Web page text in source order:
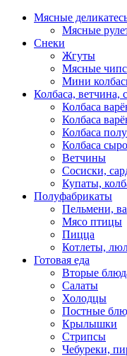
Мясные
Мясные
Снеки
Жгуты
Мясные
Мини
Колбаса, ветчина,
Колбаса
Колбаса
Колбаса
Колбаса
Ветчины
Сосиски,
Купаты,
Полуфабрикаты
Пельмени,
Мясо птицы
Пицца
Котлеты,
Готовая еда
Вторые
Салаты
Холодцы
Постные
Крылышки
Стрипсы
Чебуреки,